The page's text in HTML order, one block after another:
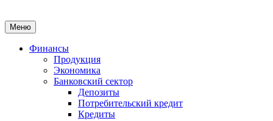
Меню
Финансы
Продукция
Экономика
Банковский сектор
Депозиты
Потребительский кредит
Кредиты